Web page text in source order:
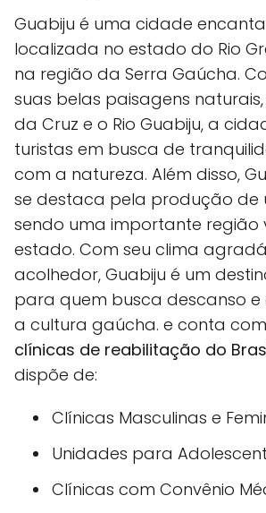
Guabiju é uma cidade
localizada no estado do Rio
na região da Serra Gaúcha.
suas belas paisagens
da Cruz e o Rio Guabiju, a
turistas em busca de
com a natureza. Além disso,
se destaca pela produção de
sendo uma importante região
estado. Com seu clima
acolhedor, Guabiju é um
para quem busca descanso
a cultura gaúcha. e conta com
clínicas de reabilitação do
dispõe de:
Clínicas Masculinas e
Unidades para
Clínicas com Convênio